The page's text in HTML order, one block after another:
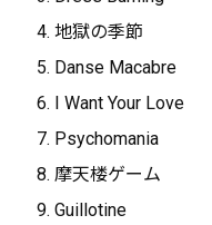
4. 地獄の季節
5. Danse Macabre
6. I Want Your Love
7. Psychomania
8. 摩天楼ゲーム
9. Guillotine